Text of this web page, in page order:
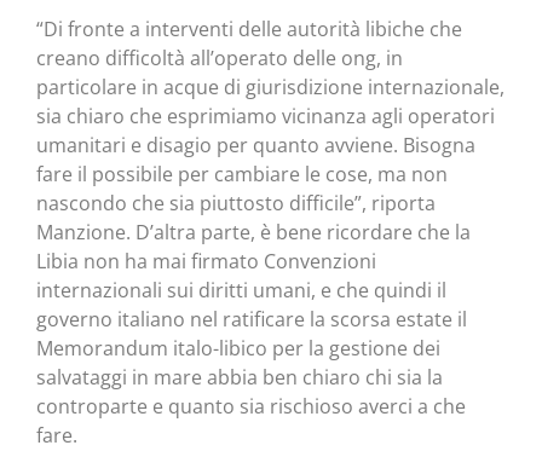
“Di fronte a interventi delle autorità libiche che
creano difficoltà all’operato delle ong, in
particolare in acque di giurisdizione internazionale,
sia chiaro che esprimiamo vicinanza agli operatori
umanitari e disagio per quanto avviene. Bisogna
fare il possibile per cambiare le cose, ma non
nascondo che sia piuttosto difficile”, riporta
Manzione. D’altra parte, è bene ricordare che la
Libia non ha mai firmato Convenzioni
internazionali sui diritti umani, e che quindi il
governo italiano nel ratificare la scorsa estate il
Memorandum italo-libico per la gestione dei
salvataggi in mare abbia ben chiaro chi sia la
controparte e quanto sia rischioso averci a che
fare.